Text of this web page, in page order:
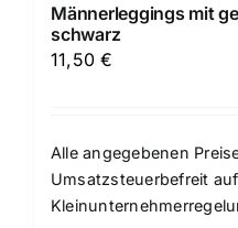
Männerleggings mit
schwarz
11,50€
Alle angegebenen
Umsatzsteuerbefreit